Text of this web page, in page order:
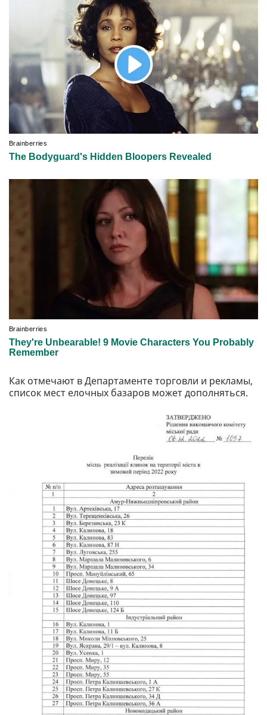
Как отмечают в Департаменте торговли и рекламы,
список мест елочных базаров может дополняться.